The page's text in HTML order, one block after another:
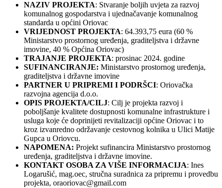
NAZIV PROJEKTA: Stvaranje boljih uvjeta za razvoj
komunalnog gospodarstva i ujednačavanje komunalnog
standarda u općini Oriovac
VRIJEDNOST PROJEKTA: 64.393,75 eura (60 %
Ministarstvo prostornog uređenja, graditeljstva i državne
imovine, 40 % Općina Oriovac)
TRAJANJE PROJEKTA: prosinac 2024. godine
SUFINANCIRANJE: Ministarstvo prostornog uređenja,
graditeljstva i državne imovine
PARTNER U PRIPREMI I PODRŠCI: Oriovačka
razvojna agencija d.o.o.
OPIS PROJEKTA/CILJ: Cilj je projekta razvoj i
poboljšanje kvalitete dostupnosti komunalne infrastrukture i
usluga koje će doprinijeti revitalizaciji općine Oriovac i to
kroz izvanredno održavanje cestovnog kolnika u Ulici Matije
Gupca u Oriovcu.
NAPOMENA: Projekt sufinancira Ministarstvo prostornog
uređenja, graditeljstva i državne imovine.
KONTAKT OSOBA ZA VIŠE INFORMACIJA: Ines
Logarušić, mag.oec, stručna suradnica za pripremu i provedbu
projekta, oraoriovac@gmail.com